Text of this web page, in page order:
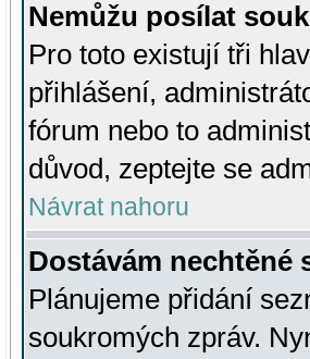
Nemůžu posílat
Pro toto existují tři
přihlášení,
fórum nebo to
důvod, zeptejte se
Návrat nahoru
Dostávám nechtěné
Plánujeme přidání
soukromých zpráv.